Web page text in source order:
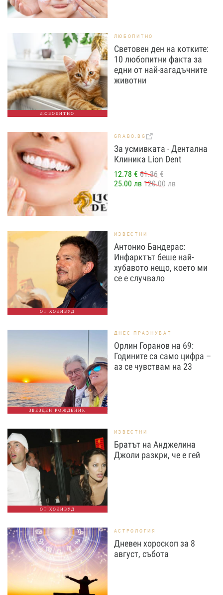
ЛЮБОПИТНО
ЛЮБОПИТНО
Световен ден на котките:
10 любопитни факта за
едни от най-загадъчните
животни
GRABO.BG
За усмивката - Дентална
Клиника Lion Dent
12.78 € 61.36 €
25.00 лв 120.00 лв
ОТ ХОЛИВУД
ИЗВЕСТНИ
Антонио Бандерас:
Инфарктът беше най-
хубавото нещо, което ми
се е случвало
ЗВЕЗДЕН РОЖДЕНИК
ДНЕС ПРАЗНУВАТ
Орлин Горанов на 69:
Годините са само цифра –
аз се чувствам на 23
ОТ ХОЛИВУД
ИЗВЕСТНИ
Братът на Анджелина
Джоли разкри, че е гей
АСТРОЛОГИЯ
Дневен хороскоп за 8
август, събота